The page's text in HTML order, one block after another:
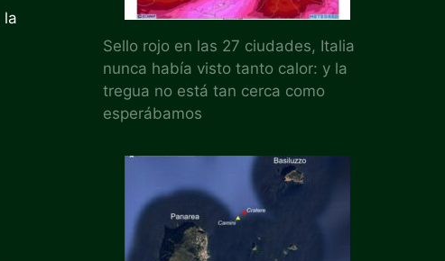
la
Sello rojo en las 27 ciudades, Italia
nunca había visto tanto calor: y la
tregua no está tan cerca como
esperábamos